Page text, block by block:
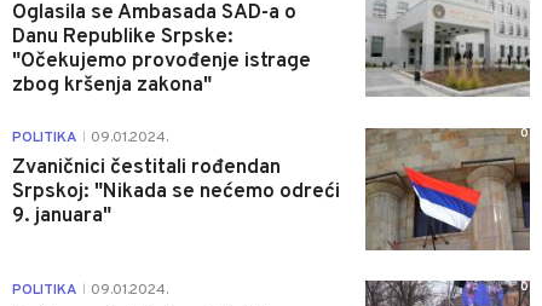
Oglasila se Ambasada SAD-a o
Danu Republike Srpske:
"Očekujemo provođenje istrage
zbog kršenja zakona"
POLITIKA 09.01.2024.
Zvaničnici čestitali rođendan
Srpskoj: "Nikada se nećemo odreći
9. januara"
0
POLITIKA 09.01.2024. 0